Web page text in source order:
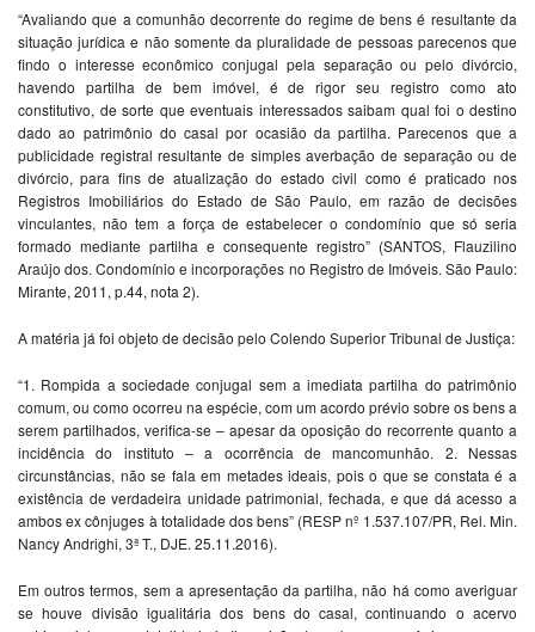
“Avaliando que a comunhão decorrente do regime de bens é resultante da
situação jurídica e não somente da pluralidade de pessoas parecenos que
findo o interesse econômico conjugal pela separação ou pelo divórcio,
havendo partilha de bem imóvel, é de rigor seu registro como ato
constitutivo, de sorte que eventuais interessados saibam qual foi o destino
dado ao patrimônio do casal por ocasião da partilha. Parecenos que a
publicidade registral resultante de simples averbação de separação ou de
divórcio, para fins de atualização do estado civil como é praticado nos
Registros Imobiliários do Estado de São Paulo, em razão de decisões
vinculantes, não tem a força de estabelecer o condomínio que só seria
formado mediante partilha e consequente registro” (SANTOS, Flauzilino
Araújo dos. Condomínio e incorporações no Registro de Imóveis. São Paulo:
Mirante, 2011, p.44, nota 2).
A matéria já foi objeto de decisão pelo Colendo Superior Tribunal de Justiça:
“1. Rompida a sociedade conjugal sem a imediata partilha do patrimônio
comum, ou como ocorreu na espécie, com um acordo prévio sobre os bens a
serem partilhados, verifica-se – apesar da oposição do recorrente quanto a
incidência do instituto – a ocorrência de mancomunhão. 2. Nessas
circunstâncias, não se fala em metades ideais, pois o que se constata é a
existência de verdadeira unidade patrimonial, fechada, e que dá acesso a
ambos ex cônjuges à totalidade dos bens” (RESP nº 1.537.107/PR, Rel. Min.
Nancy Andrighi, 3ª T., DJE. 25.11.2016).
Em outros termos, sem a apresentação da partilha, não há como averiguar
se houve divisão igualitária dos bens do casal, continuando o acervo